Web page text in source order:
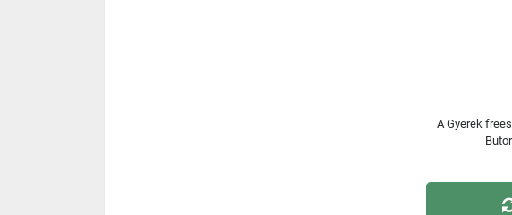
A Gyerek